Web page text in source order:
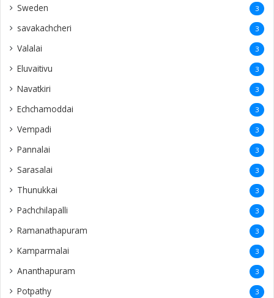
Sweden 3
savakachcheri 3
Valalai 3
Eluvaitivu 3
Navatkiri 3
Echchamoddai 3
Vempadi 3
Pannalai 3
Sarasalai 3
Thunukkai 3
Pachchilapalli 3
Ramanathapuram 3
Kamparmalai 3
Ananthapuram 3
‎Potpathy 3